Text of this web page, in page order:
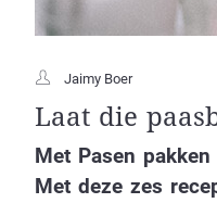
Jaimy Boer
Laat die
Met Pasen
Met deze zes